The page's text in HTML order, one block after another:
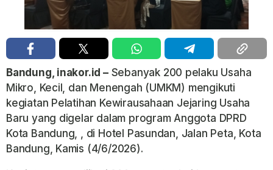
Bandung, inakor.id –Sebanyak 200 pelaku Usaha
Mikro, Kecil, dan Menengah (UMKM) mengikuti
kegiatan Pelatihan Kewirausahaan Jejaring Usaha
Baru yang digelar dalam program Anggota DPRD
Kota Bandung, , di Hotel Pasundan, Jalan Peta, Kota
Bandung, Kamis (4/6/2026).